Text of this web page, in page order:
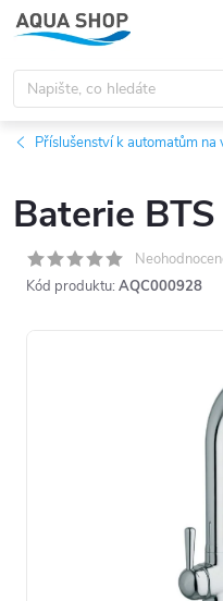
Přejít
na
obsah
Příslušenství k automatům na
Baterie
Kód produktu: AQC000928